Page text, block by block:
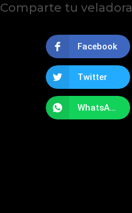
Comparte tu veladora
Facebook
Twitter
WhatsApp